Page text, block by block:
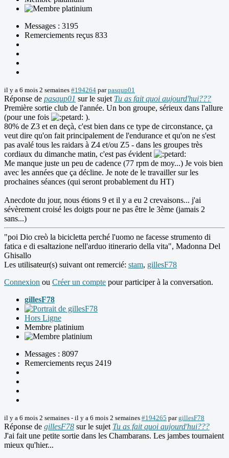
Messages : 3195
Remerciements reçus 833
il y a 6 mois 2 semaines #194264 parpasqup01
Réponse de pasqup01 sur le sujet Tu as fait quoi aujourd'hui???
Première sortie club de l'année. Un bon groupe, sérieux dans l'allure
(pour une fois
).
80% de Z3 et en deçà, c'est bien dans ce type de circonstance, ça
veut dire qu'on fait principalement de l'endurance et qu'on ne s'est
pas avalé tous les raidars à Z4 et/ou Z5 - dans les groupes très
cordiaux du dimanche matin, c'est pas évident
Me manque juste un peu de cadence (77 rpm de moy...) Je vois bien
avec les années que ça décline. Je note de le travailler sur les
prochaines séances (qui seront probablement du HT)
Anecdote du jour, nous étions 9 et il y a eu 2 crevaisons... j'ai
sévèrement croisé les doigts pour ne pas être le 3ème (jamais 2
sans...)
"poi Dio creò la bicicletta perché l'uomo ne facesse strumento di
fatica e di esaltazione nell'arduo itinerario della vita", Madonna Del
Ghisallo
Les utilisateur(s) suivant ont remercié: stam, gillesF78
Connexion ou Créer un compte pour participer à la conversation.
gillesF78
Hors Ligne
Membre platinium
Messages : 8097
Remerciements reçus 2419
il y a 6 mois 2 semaines - il y a 6 mois 2 semaines #194265 pargillesF78
Réponse de gillesF78 sur le sujet Tu as fait quoi aujourd'hui???
J'ai fait une petite sortie dans les Chambarans. Les jambes tournaient
mieux qu'hier...